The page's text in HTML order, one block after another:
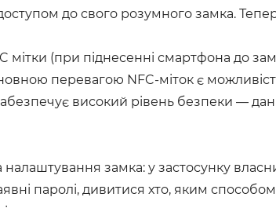
до свого розумного замка.
(при піднесенні смартфона до
перевагою NFC-міток є
високий рівень безпеки —
замка: у застосунку
паролі, дивитися хто, яким